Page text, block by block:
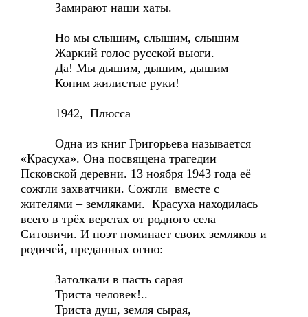
Замирают наши хаты.
Но мы слышим, слышим, слышим
Жаркий голос русской вьюги.
Да! Мы дышим, дышим, дышим –
Копим жилистые руки!
1942, Плюсса
Одна из книг Григорьева называется
«Красуха». Она посвящена трагедии
Псковской деревни. 13 ноября 1943 года её
сожгли захватчики. Сожгли вместе с
жителями – земляками. Красуха находилась
всего в трёх верстах от родного села –
Ситовичи. И поэт поминает своих земляков и
родичей, преданных огню:
Затолкали в пасть сарая
Триста человек!..
Триста душ, земля сырая,